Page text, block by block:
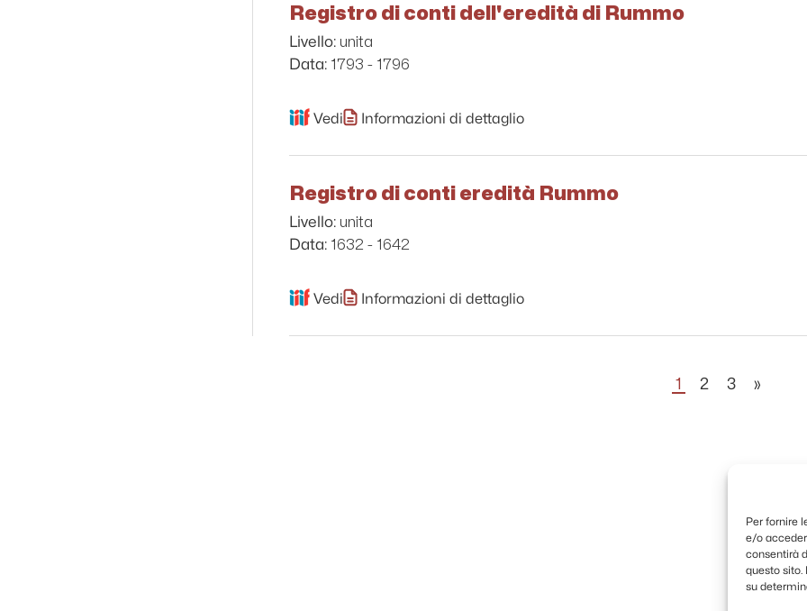
Per fornire
e/o
consentirà
questo sito.
su
Registro di conti dell'eredità di Rummo
Livello: unita
Data: 1793 - 1796
Vedi Informazioni di dettaglio
Registro di conti eredità Rummo
Livello: unita
Data: 1632 - 1642
Vedi Informazioni di dettaglio
1 2 3 »